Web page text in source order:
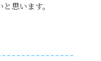
思います。